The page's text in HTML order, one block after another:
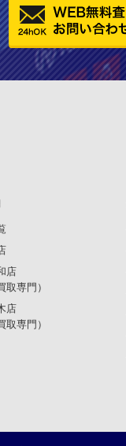
店
取専門）
店
取専門）